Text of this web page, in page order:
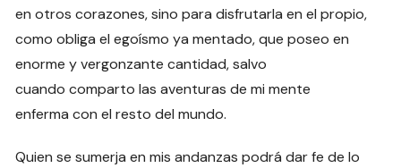
en otros corazones, sino para disfrutarla en el propio,
como obliga el egoísmo ya mentado, que poseo en
enorme y vergonzante cantidad, salvo
cuando comparto las aventuras de mi mente
enferma con el resto del mundo.
Quien se sumerja en mis andanzas podrá dar fe de lo